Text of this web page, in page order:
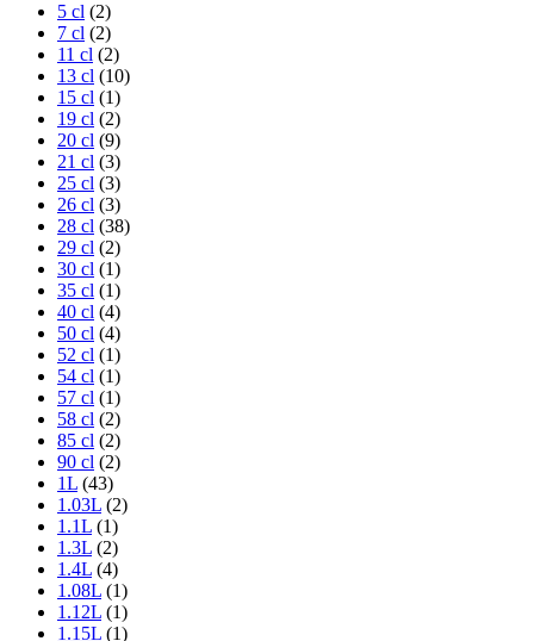
5 cl (2)
7 cl (2)
11 cl (2)
13 cl (10)
15 cl (1)
19 cl (2)
20 cl (9)
21 cl (3)
25 cl (3)
26 cl (3)
28 cl (38)
29 cl (2)
30 cl (1)
35 cl (1)
40 cl (4)
50 cl (4)
52 cl (1)
54 cl (1)
57 cl (1)
58 cl (2)
85 cl (2)
90 cl (2)
1L (43)
1.03L (2)
1.1L (1)
1.3L (2)
1.4L (4)
1.08L (1)
1.12L (1)
1.15L (1)